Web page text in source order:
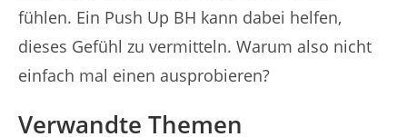
fühlen. Ein Push Up BH kann dabei helfen,
dieses Gefühl zu vermitteln. Warum also nicht
einfach mal einen ausprobieren?
Verwandte Themen